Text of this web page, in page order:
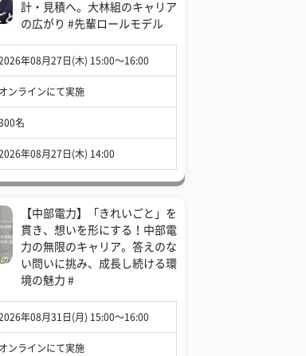
計・見積へ。大林組のキャリア
の広がり #先輩ロールモデル
年08月27日(木) 15:00〜16:00
オンラインにて実施
名
年08月27日(木) 14:00
【中部電力】「きれいごと」を
貫き、想いを形にする！中部電
力の無限のキャリア。答えのな
い問いに挑み、成長し続ける環
境の魅力 #
年08月31日(月) 15:00〜16:00
オンラインにて実施